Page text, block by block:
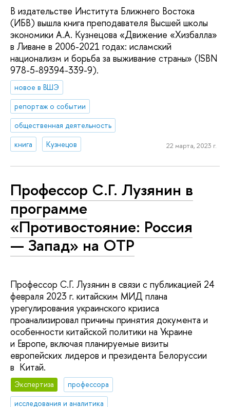
В издательстве Института Ближнего Востока
(ИБВ) вышла книга преподавателя Высшей школы
экономики А.А. Кузнецова «Движение «Хизбалла»
в Ливане в 2006-2021 годах: исламский
национализм и борьба за выживание страны» (ISBN
978-5-89394-339-9).
новое в ВШЭ
репортаж о событии
общественная деятельность
книга
Кузнецов 22 марта, 2023 г.
Профессор С.Г. Лузянин в
программе
«Противостояние: Россия
— Запад» на ОТР
Профессор С.Г. Лузянин в связи с публикацией 24
февраля 2023 г. китайским МИД плана
урегулирования украинского кризиса
проанализировал причины принятия документа и
особенности китайской политики на Украине
и Европе, включая планируемые визиты
европейских лидеров и президента Белоруссии
в Китай.
Экспертиза
профессора
исследования и аналитика